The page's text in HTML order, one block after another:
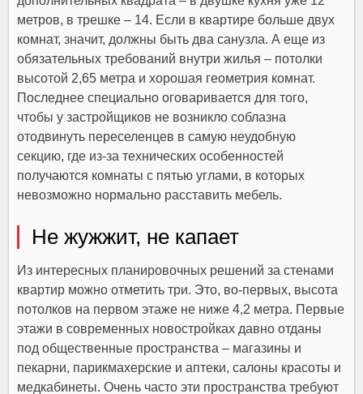
метров, в трешке – 14. Если в квартире больше двух
комнат, значит, должны быть два санузла. А еще из
обязательных требований внутри жилья – потолки
высотой 2,65 метра и хорошая геометрия комнат.
Последнее специально оговаривается для того,
чтобы у застройщиков не возникло соблазна
отодвинуть переселенцев в самую неудобную
секцию, где из-за технических особенностей
получаются комнаты с пятью углами, в которых
невозможно нормально расставить мебель.
Не жужжит, не капает
Из интересных планировочных решений за стенами
квартир можно отметить три. Это, во-первых, высота
потолков на первом этаже не ниже 4,2 метра. Первые
этажи в современных новостройках давно отданы
под общественные пространства – магазины и
пекарни, парикмахерские и аптеки, салоны красоты и
медкабинеты. Очень часто эти пространства требуют